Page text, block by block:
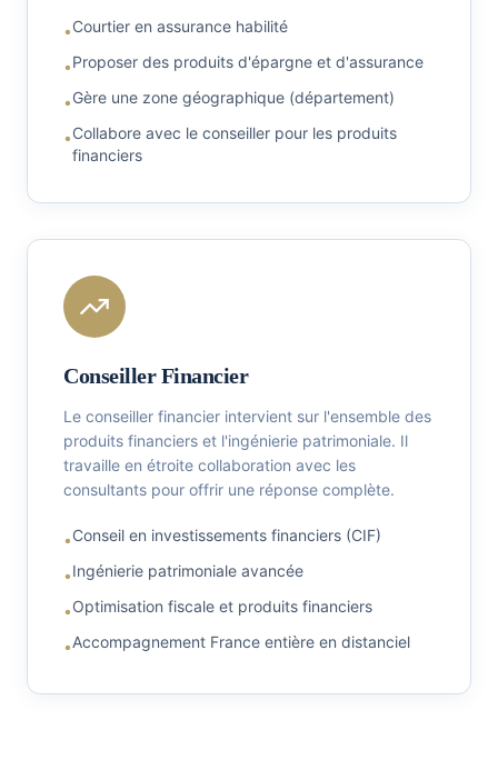
•Courtier en assurance habilité
•Proposer des produits d'épargne et d'assurance
•Gère une zone géographique (département)
•Collabore avec le conseiller pour les produits
financiers
Conseiller Financier
Le conseiller financier intervient sur l'ensemble des
produits financiers et l'ingénierie patrimoniale. Il
travaille en étroite collaboration avec les
consultants pour offrir une réponse complète.
•Conseil en investissements financiers (CIF)
•Ingénierie patrimoniale avancée
•Optimisation fiscale et produits financiers
•Accompagnement France entière en distanciel